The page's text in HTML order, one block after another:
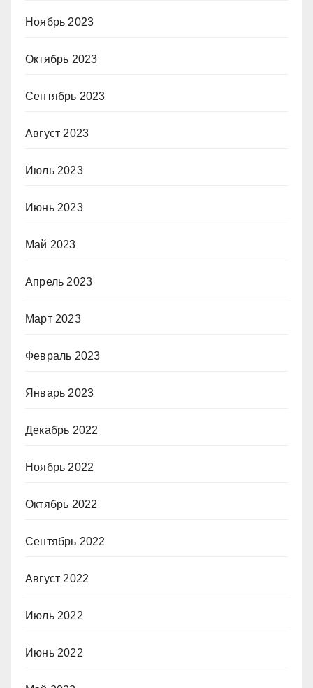
Ноябрь 2023
Октябрь 2023
Сентябрь 2023
Август 2023
Июль 2023
Июнь 2023
Май 2023
Апрель 2023
Март 2023
Февраль 2023
Январь 2023
Декабрь 2022
Ноябрь 2022
Октябрь 2022
Сентябрь 2022
Август 2022
Июль 2022
Июнь 2022